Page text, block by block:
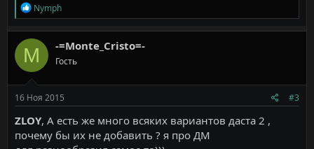
Р
е
а
к
ц
и
и
Nymph
M -=Monte_Cristo=-
Гость
16 Ноя 2015 #3
ZLOY, А есть же много всяких вариантов даста 2 ,
почему бы их не добавить ? я про ДМ